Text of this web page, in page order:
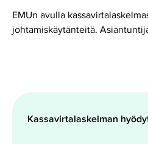
EMUn avulla
johtamiskäytänteitä.
Kassavirtalaskelman